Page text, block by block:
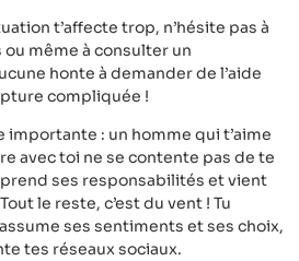
t’affecte trop, n’hésite pas à
même à consulter un
honte à demander de l’aide
compliquée !
: un homme qui t’aime
avec toi ne se contente pas de te
ses responsabilités et vient
le reste, c’est du vent ! Tu
ses sentiments et ses choix,
tes réseaux sociaux.